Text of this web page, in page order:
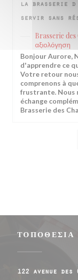
la brasserie d
servir sans
Brasserie
αξιολόγηση
Bonjour Aurore,
d'apprendre ce
Votre retour
comprenons à
frustrante. Nous
échange
Brasserie des
ΤΟΠΟΘΕΣΊΑ
122 avenue des